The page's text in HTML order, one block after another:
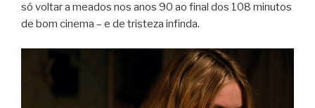
só voltar a meados nos anos 90 ao final dos 108 minutos
de bom cinema – e de tristeza infinda.